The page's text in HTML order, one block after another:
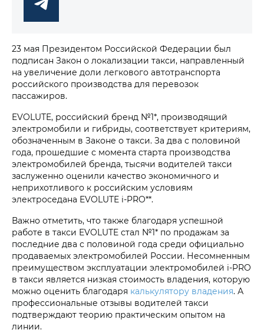
23 мая Президентом Российской Федерации был
подписан Закон о локализации такси, направленный
на увеличение доли легкового автотранспорта
российского производства для перевозок
пассажиров.
EVOLUTE, российский бренд №1*, производящий
электромобили и гибриды, соответствует критериям,
обозначенным в Законе о такси. За два с половиной
года, прошедшие с момента старта производства
электромобилей бренда, тысячи водителей такси
заслуженно оценили качество экономичного и
неприхотливого к российским условиям
электроседана EVOLUTE i‑PRO**.
Важно отметить, что также благодаря успешной
работе в такси EVOLUTE стал №1* по продажам за
последние два с половиной года среди официально
продаваемых электромобилей России. Несомненным
преимуществом эксплуатации электромобилей i‑PRO
в такси является низкая стоимость владения, которую
можно оценить благодаря калькулятору владения. А
профессиональные отзывы водителей такси
подтверждают теорию практическим опытом на
линии.